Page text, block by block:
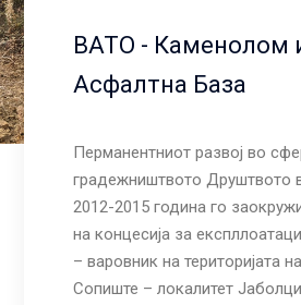
Warning: Trying to access array
/home/vato/www/www/wp-
addons/shortcodes/
ВАТО - Каменолом
Асфалтна База
Перманентниот развој во
градежништвото Друштвото
2012-2015 година го
на концесија за
– варовник на територијата
Сопиште – локалитет